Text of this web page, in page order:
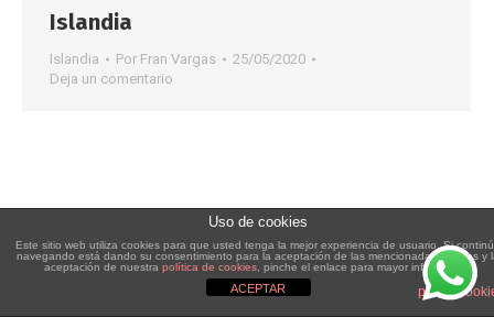
Islandia
Islandia Por Fran Vargas
25/05/2020
Deja un comentario
Uso de cookies
Este sitio web utiliza cookies para que usted tenga la mejor experiencia de usuario. Si
navegando está dando su consentimiento para la aceptación de las mencionadas cookies y
aceptación de nuestra política de cookies, pinche el enlace para mayor información.
plugin
ACEPTAR